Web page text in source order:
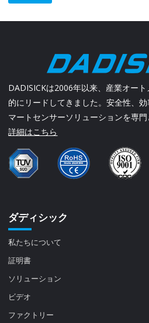
DADISICKは2006年以来、産業オー
的にリードしてきました。安全性、
マートセンサーソリューションを専門
詳細はこちら
ダディシック
私たちについて
証明書
ソリューション
ビデオ
ファクトリー